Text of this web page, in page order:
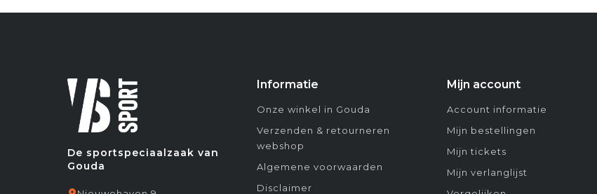
De sportspeciaalzaak van
Gouda
Informatie
Onze winkel in Gouda
Verzenden & retourneren
webshop
Algemene voorwaarden
Disclaimer
Mijn account
Account informatie
Mijn bestellingen
Mijn tickets
Mijn verlanglijst